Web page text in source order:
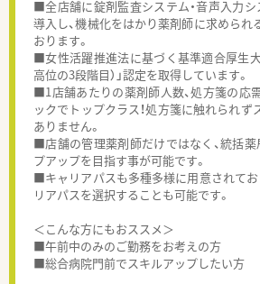
■全店舗に錠剤監査システム・音声入力シ
導入し、機械化をはかり薬剤師に求められ
おります。
■女性活躍推進法に基づく基準適合厚生大
高位の3段階目）」認定を取得しています。
■1店舗あたりの薬剤師人数、処方箋の応
ックでトップクラス！処方箋に触れられ
ありません。
■店舗の管理薬剤師だけではなく、統括薬
プアップを目指す事が可能です。
■キャリアパスも多種多様に用意されてお
リアパスを選択することも可能です。
＜こんな方にもおススメ＞
■午前中のみのご勤務をお考えの方
■総合病院門前でスキルアップしたい方